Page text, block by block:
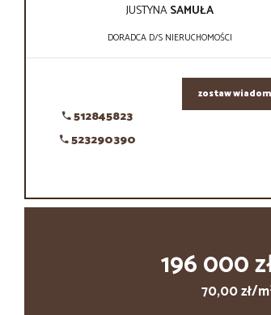
JUSTYNASAMUŁA
DORADCA D/S NIERUCHOMOŚCI
512845823
523290390
zostaw
196 000
70,00 zł/m